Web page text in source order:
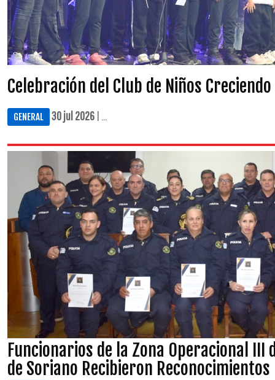
Celebración del Club de Niños
GENERAL 30 jul 2026 | ...
Funcionarios de la Zona Operacional III
de Soriano Recibieron Reconocimientos